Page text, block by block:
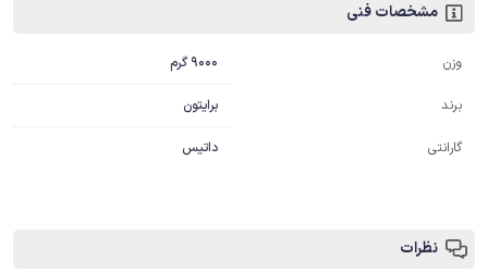
مشخصات فنی
وزن 9000 گرم
برند برایتون
گارانتی داتیس
نظرات